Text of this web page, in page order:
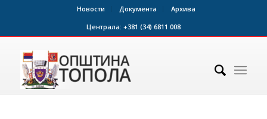
Новости Документа
Архива
Централа: +381 (34) 6811 008